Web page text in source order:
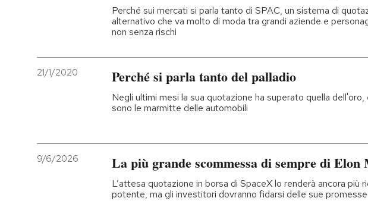
Perché sui mercati si parla tanto di SPAC, un sistema di
alternativo che va molto di moda tra grandi aziende e
non senza rischi
21/1/2020 Perché si parla tanto del palladio
Negli ultimi mesi la sua quotazione ha superato quella dell'oro,
sono le marmitte delle automobili
9/6/2026 La più grande scommessa di sempre di Elon
L’attesa quotazione in borsa di SpaceX lo renderà ancora più
potente, ma gli investitori dovranno fidarsi delle sue promesse